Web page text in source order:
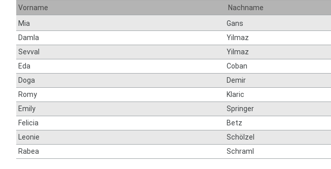
Vorname
Nachname
Mia
Gans
Damla
Yilmaz
Sevval
Yilmaz
Eda
Coban
Doga
Demir
Romy
Klaric
Emily
Springer
Felicia
Betz
Leonie
Schölzel
Rabea
Schraml